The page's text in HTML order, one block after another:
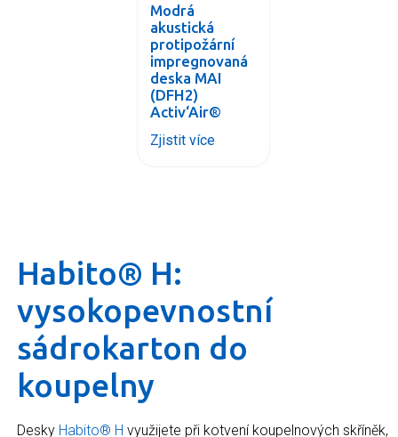
Modrá
akustická
protipožární
impregnovaná
deska MAI
(DFH2)
Activ‘Air®
Zjistit více
Habito® H:
vysokopevnostní
sádrokarton do
koupelny
Desky Habito® H využijete při kotvení koupelnových skříněk,